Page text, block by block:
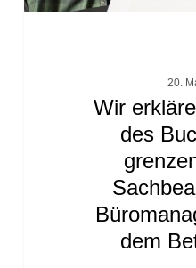
20.
Wir
des
dem